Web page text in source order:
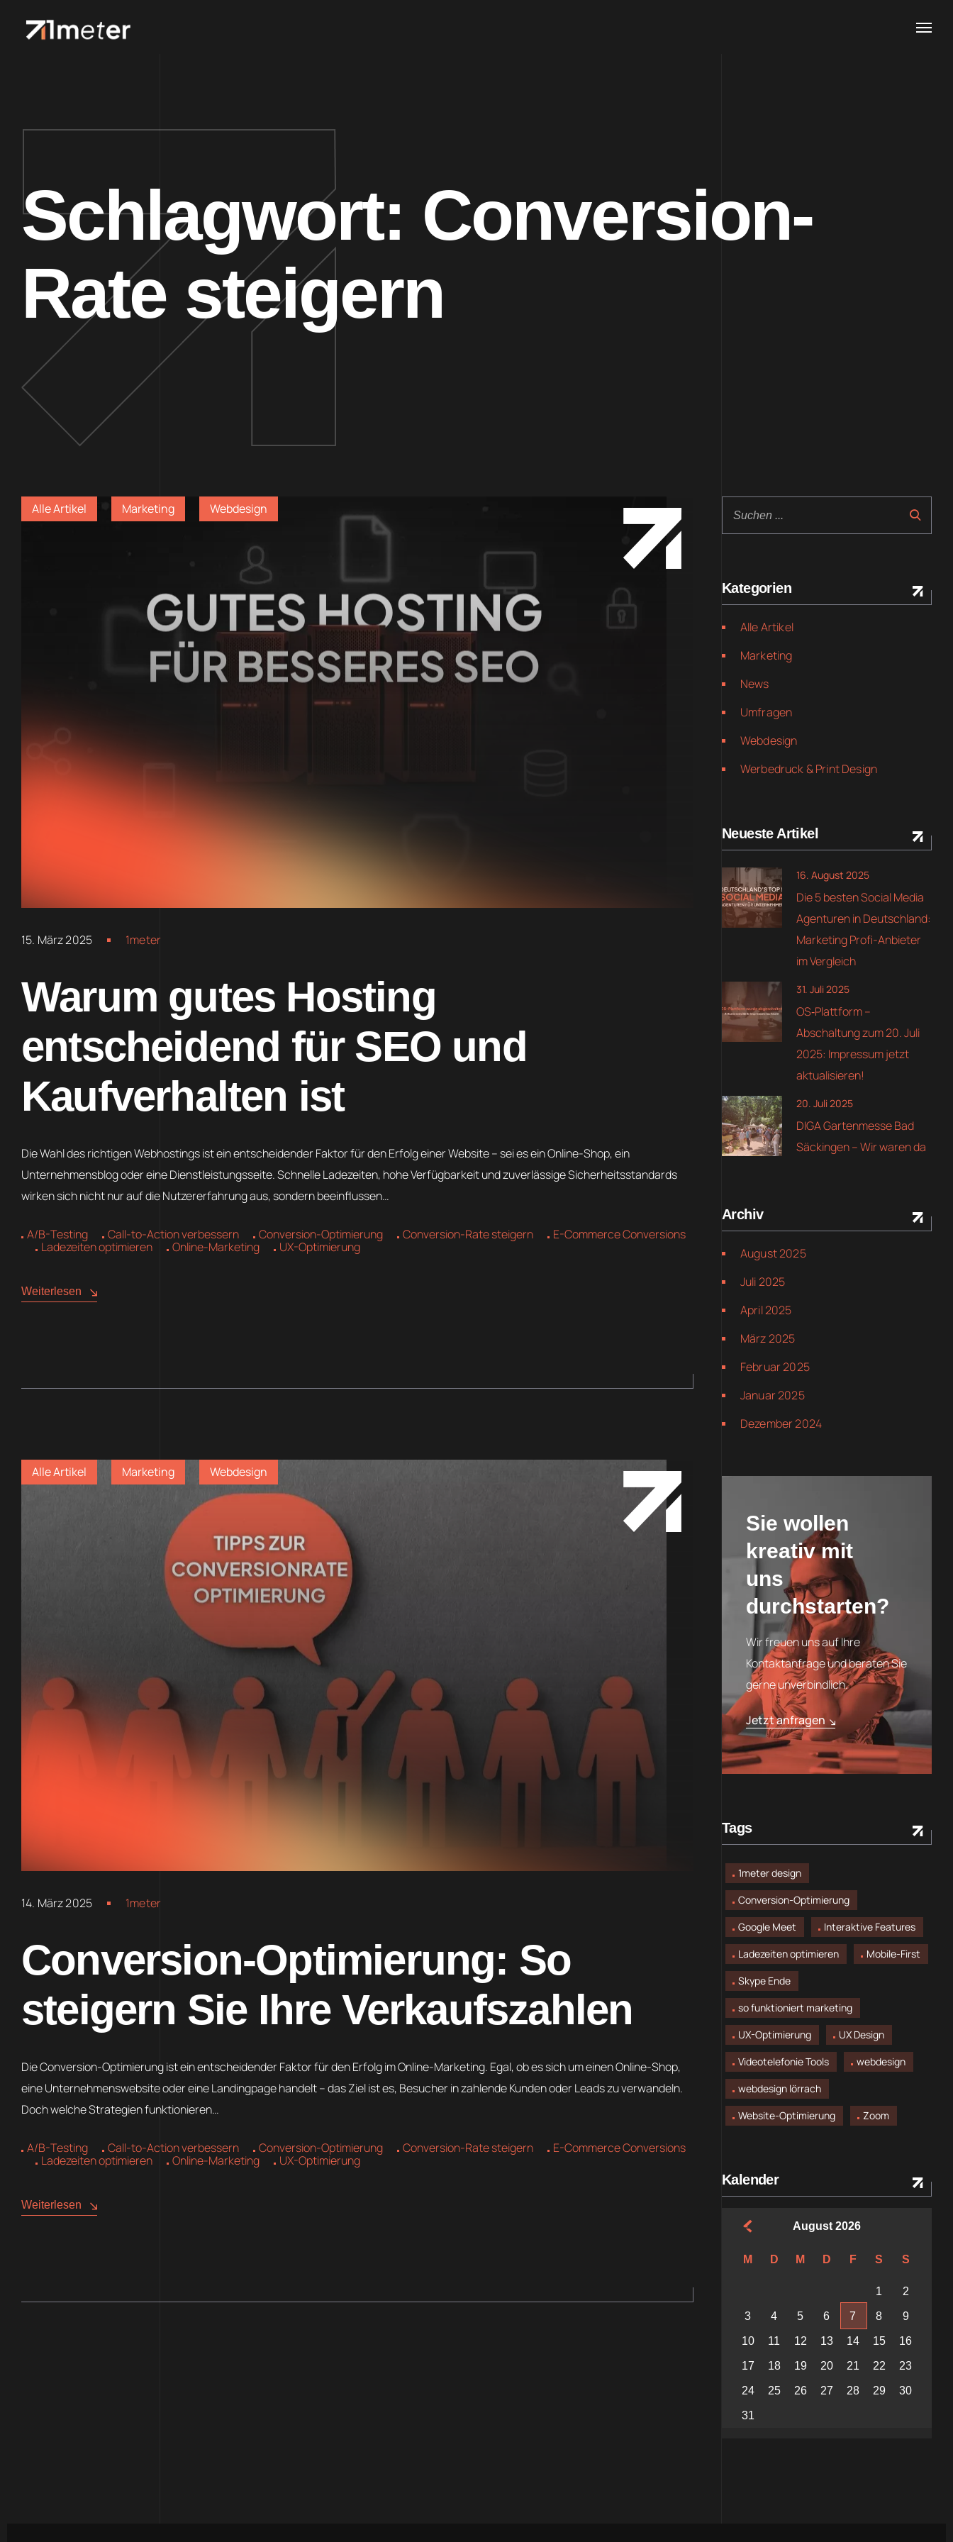
Schlagwort: Conversion-
Rate steigern
Alle Artikel Marketing Webdesign
15. März 2025 1meter
Warum gutes Hosting
entscheidend für SEO und
Kaufverhalten ist
Die Wahl des richtigen Webhostings ist ein entscheidender Faktor für den Erfolg einer Website – sei es ein Online-Shop, ein
Unternehmensblog oder eine Dienstleistungsseite. Schnelle Ladezeiten, hohe Verfügbarkeit und zuverlässige Sicherheitsstandards
wirken sich nicht nur auf die Nutzererfahrung aus, sondern beeinflussen…
A/B-Testing Call-to-Action verbessern Conversion-Optimierung Conversion-Rate steigern
E-Commerce Conversions
Ladezeiten optimieren
Online-Marketing UX-Optimierung
Weiterlesen
Alle Artikel Marketing Webdesign
14. März 2025 1meter
Conversion-Optimierung: So
steigern Sie Ihre Verkaufszahlen
Die Conversion-Optimierung ist ein entscheidender Faktor für den Erfolg im Online-Marketing. Egal, ob es sich um einen Online-Shop,
eine Unternehmenswebsite oder eine Landingpage handelt – das Ziel ist es, Besucher in zahlende Kunden oder Leads zu verwandeln.
Doch welche Strategien funktionieren…
A/B-Testing Call-to-Action verbessern Conversion-Optimierung Conversion-Rate steigern
E-Commerce Conversions
Ladezeiten optimieren
Online-Marketing UX-Optimierung
Weiterlesen
Kategorien
Alle Artikel
Marketing
News
Umfragen
Webdesign
Werbedruck & Print Design
Neueste Artikel
Die 5 besten Social Media
Agenturen in Deutschland:
Marketing Profi-Anbieter
im Vergleich
16. August 2025
OS‑Plattform –
Abschaltung zum 20. Juli
2025: Impressum jetzt
aktualisieren!
31. Juli 2025
DIGA Gartenmesse Bad
Säckingen – Wir waren da
20. Juli 2025
Archiv
August 2025
Juli 2025
April 2025
März 2025
Februar 2025
Januar 2025
Dezember 2024
Sie wollen
kreativ mit
uns
durchstarten?
Wir freuen uns auf Ihre
Kontaktanfrage und beraten Sie
gerne unverbindlich.
Jetzt anfragen
Tags
1meter design
Conversion-Optimierung
Google Meet
Interaktive Features
Ladezeiten optimieren
Mobile-First
Skype Ende
so funktioniert marketing
UX-Optimierung
UX Design
Videotelefonie Tools
webdesign
webdesign lörrach
Website-Optimierung
Zoom
Kalender
August 2026
M D M D F S S
1 2
3 4 5 6 7 8 9
10 11 12 13 14 15 16
17 18 19 20 21 22 23
24 25 26 27 28 29 30
31